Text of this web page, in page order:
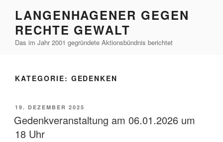
springen
LANGENHAGENER GEGEN
RECHTE GEWALT
Das im Jahr 2001 gegründete Aktionsbündnis berichtet
KATEGORIE: GEDENKEN
VERÖFFENTLICHT
AM
19. DEZEMBER 2025
Gedenkveranstaltung am 06.01.2026 um
18 Uhr